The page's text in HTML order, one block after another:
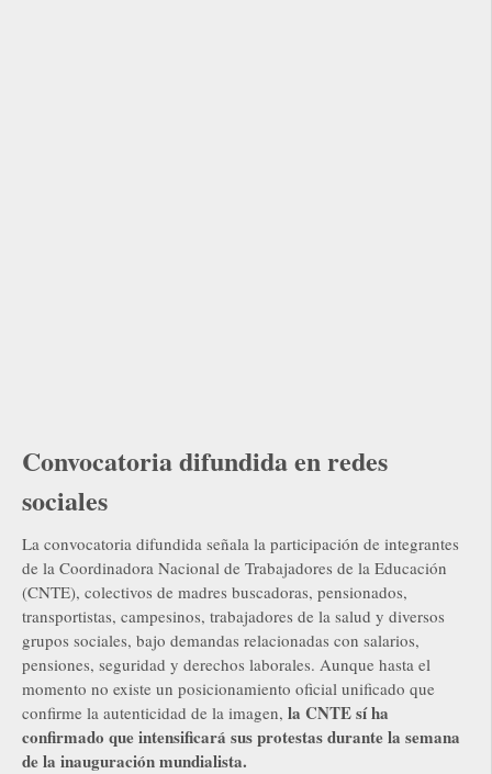
Convocatoria difundida en redes
sociales
La convocatoria difundida señala la participación de integrantes
de la Coordinadora Nacional de Trabajadores de la Educación
(CNTE), colectivos de madres buscadoras, pensionados,
transportistas, campesinos, trabajadores de la salud y diversos
grupos sociales, bajo demandas relacionadas con salarios,
pensiones, seguridad y derechos laborales. Aunque hasta el
momento no existe un posicionamiento oficial unificado que
confirme la autenticidad de la imagen, la CNTE sí ha
confirmado que intensificará sus protestas durante la semana
de la inauguración mundialista.